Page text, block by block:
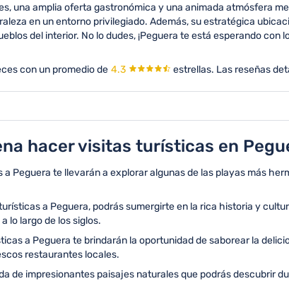
una amplia oferta gastronómica y una animada atmósfera
en un entorno privilegiado. Además, su estratégica
del interior. No lo dudes, ¡Peguera te está esperando
con un promedio de 4.3 estrellas. Las reseñas
hacer visitas turísticas en
Peguera te llevarán a explorar algunas de las playas más
a Peguera, podrás sumergirte en la rica historia y
lo largo de los siglos.
a Peguera te brindarán la oportunidad de saborear la
restaurantes locales.
de impresionantes paisajes naturales que podrás descubrir